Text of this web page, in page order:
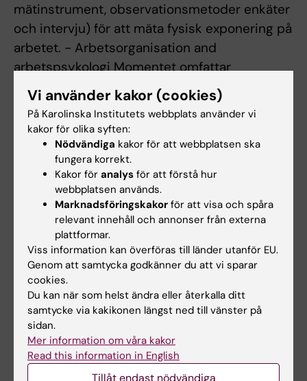
mätinstrument, observationsmetoder enkäter
och intervju) för att mäta fysisk exponering på
arbetet. - Arbetsorganisation and
arbetspsykologi Momentet omfattar
grunderna i organisations- och
arbetspsykologi samt samband mellan
psykosociala (arbets-) förhållanden, stress,
smärta, hälsa, välbefinnande och
arbetsprestation. I momentet ingår även
sambandsmekanismer, primär- och
sekundärpreventiva möjligheter rörande
besvär från rörelseorganen. - Ergonomiska
åtgärder Momentet syftar till att ge teoretisk
och praktisk kunskap gällande ergonomisk
analys och åtgärder i olika arbetsmiljöer.
Momentet omfattar särskild fördjupning inom
belastningsergonomi, synergonomi,
handredskapsergonomi och datorplatsens
ergonomi. I momentet ingår även det aktuella
forskningsläget gällande primär- och
Vi använder kakor (cookies)
På Karolinska Institutets webbplats använder vi
kakor för olika syften:
Nödvändiga kakor för att webbplatsen ska
fungera korrekt.
Kakor för analys för att förstå hur
webbplatsen används.
Marknadsföringskakor för att visa och spåra
relevant innehåll och annonser från externa
plattformar.
Viss information kan överföras till länder utanför EU.
Genom att samtycka godkänner du att vi sparar
cookies.
Du kan när som helst ändra eller återkalla ditt
samtycke via kakikonen längst ned till vänster på
sidan.
Mer information om våra kakor
Read this information in English
Tillåt endast nödvändiga